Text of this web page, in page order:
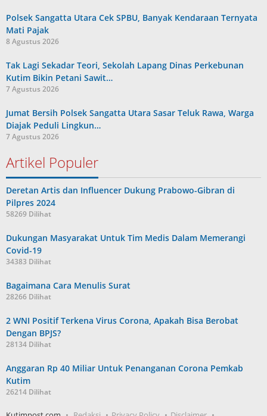
Polsek Sangatta Utara Cek SPBU, Banyak Kendaraan Ternyata
Mati Pajak
8 Agustus 2026
Tak Lagi Sekadar Teori, Sekolah Lapang Dinas Perkebunan
Kutim Bikin Petani Sawit…
7 Agustus 2026
Jumat Bersih Polsek Sangatta Utara Sasar Teluk Rawa, Warga
Diajak Peduli Lingkun…
7 Agustus 2026
Artikel Populer
Deretan Artis dan Influencer Dukung Prabowo-Gibran di
Pilpres 2024
58269 Dilihat
Dukungan Masyarakat Untuk Tim Medis Dalam Memerangi
Covid-19
34383 Dilihat
Bagaimana Cara Menulis Surat
28266 Dilihat
2 WNI Positif Terkena Virus Corona, Apakah Bisa Berobat
Dengan BPJS?
28134 Dilihat
Anggaran Rp 40 Miliar Untuk Penanganan Corona Pemkab
Kutim
26214 Dilihat